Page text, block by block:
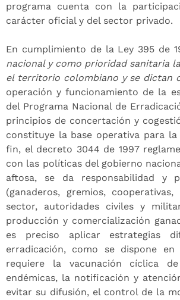
programa cuenta con la
carácter oficial y del sector privado.
En cumplimiento de la Ley 395 de
nacional y como prioridad sanitaria
el territorio colombiano y se dictan
operación y funcionamiento de la
del Programa Nacional de
principios de concertación y
constituye la base operativa para
fin, el decreto 3044 de 1997
con las políticas del gobierno
aftosa, se da responsabilidad y
(ganaderos, gremios,
sector, autoridades civiles y
producción y comercialización
es preciso aplicar estrategias
erradicación, como se dispone
requiere la vacunación cíclica
endémicas, la notificación y
evitar su difusión, el control de la